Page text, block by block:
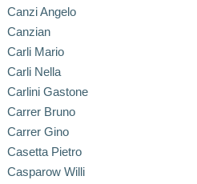
Canzi Angelo
Canzian
Carli Mario
Carli Nella
Carlini Gastone
Carrer Bruno
Carrer Gino
Casetta Pietro
Casparow Willi